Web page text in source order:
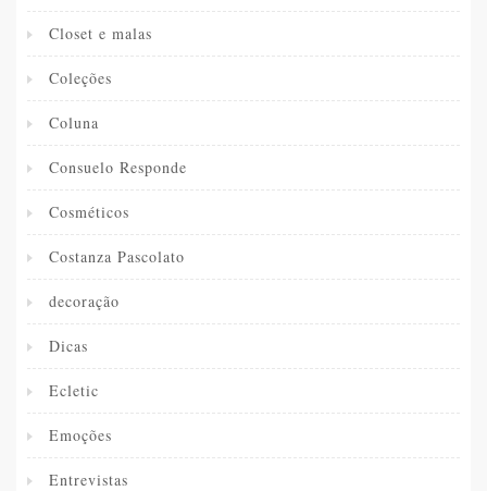
Closet e malas
Coleções
Coluna
Consuelo Responde
Cosméticos
Costanza Pascolato
decoração
Dicas
Ecletic
Emoções
Entrevistas